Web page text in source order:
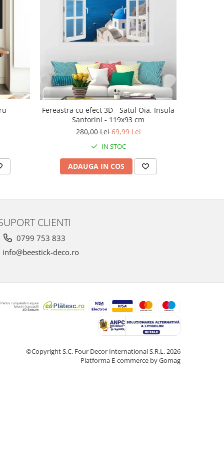
Fereastra cu efect 3D - Satul Oia, Insula
Santorini - 119x93 cm
280,00 Lei69,99 Lei
IN STOC
ADAUGA IN COS
CLIENTI
0799 753 833
info@beestick-deco.ro
©Copyright S.C. Four Decor International S.R.L. 2026
Platforma E-commerce by Gomag